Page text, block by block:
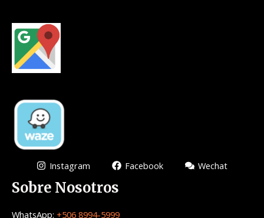
Instagram Facebook Wechat
Sobre Nosotros
WhatsApp: +506 8994-5999